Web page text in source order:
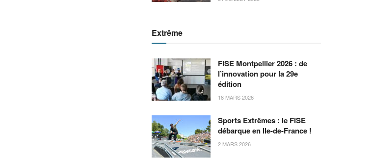
Extrême
FISE Montpellier 2026 : de
l’innovation pour la 29e
édition
18 MARS 2026
Sports Extrêmes : le FISE
débarque en Ile-de-France !
2 MARS 2026